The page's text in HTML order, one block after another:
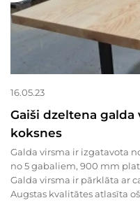
16.05.23
Gaiši dzeltena galda
koksnes
Galda virsma ir izgatavota
no 5 gabaliem, 900 mm
Galda virsma ir pārklāta ar
Augstas kvalitātes atlasīta